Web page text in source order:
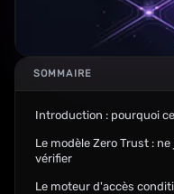
SOMMAIRE
Introduction : pourquoi
Le modèle Zero Trust :
vérifier
Le moteur d'accès